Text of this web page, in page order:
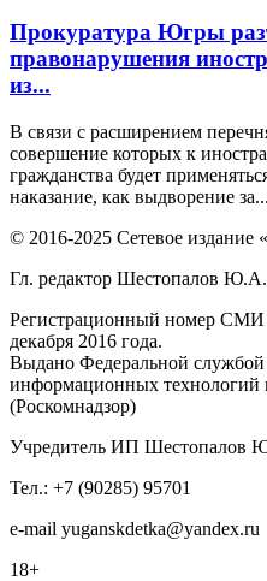
Прокуратура Югры
правонарушения
из...
В связи с расширением
совершение которых к
гражданства будет
наказание, как выдворение за...
© 2016-2025 Сетевое издание
Гл. редактор Шестопалов Ю.А.
Регистрационный номер
декабря 2016 года.
Выдано Федеральной службой
информационных
(Роскомнадзор)
Учредитель ИП Шестопалов
Тел.: +7 (90285) 95701
e-mail yuganskdetka@yandex.ru
18+